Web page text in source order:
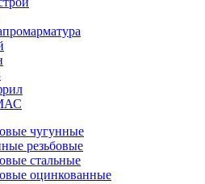
чугунные
резьбовые
стальные
оцинкованные